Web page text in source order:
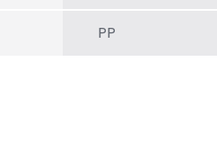
PP